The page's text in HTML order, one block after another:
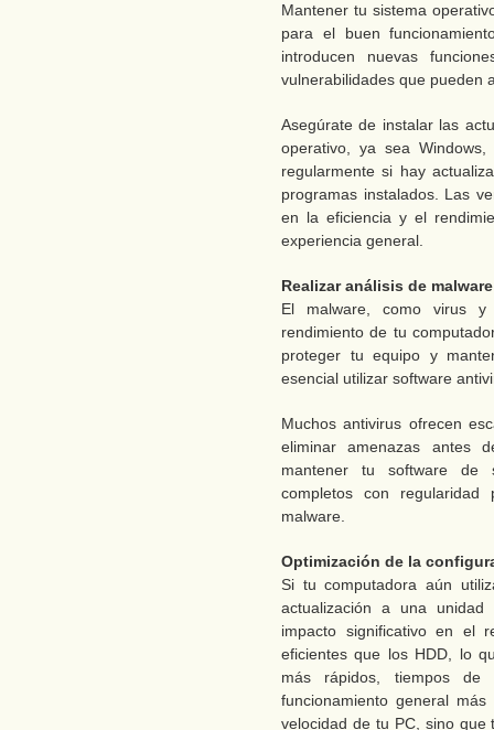
Mantener tu sistema
para el buen
introducen nuevas
vulnerabilidades que pueden
Asegúrate de instalar las
operativo, ya sea
regularmente si hay
programas instalados. Las
en la eficiencia y el
experiencia general.
Realizar análisis de malware
El malware, como virus y
rendimiento de tu
proteger tu equipo y
esencial utilizar software
Muchos antivirus ofrecen
eliminar amenazas antes
mantener tu software de
completos con
malware.
Optimización de la
Si tu computadora aún
actualización a una
impacto significativo en el
eficientes que los HDD, lo
más rápidos, tiempos de
funcionamiento general
velocidad de tu PC, sino que